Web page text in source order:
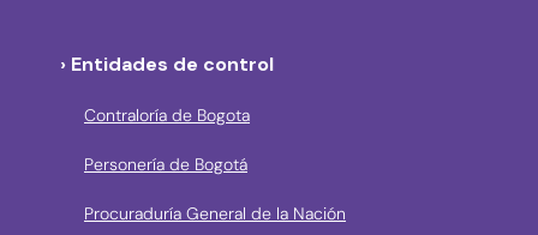
› Entidades de control
Contraloría de Bogota
Personería de Bogotá
Procuraduría General de la Nación